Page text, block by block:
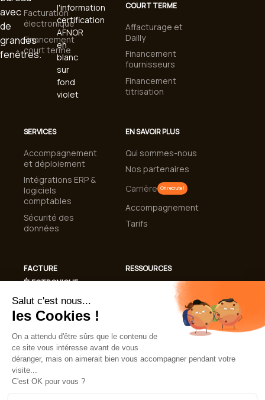
Facturation
électronique
Financement
court terme
SERVICES
Accompagnement
et déploiement
Intégrations ERP &
logiciels
comptables
Sécurité des
données
FACTURE
ÉLECTRONIQUE
Conformité
Facturation
Automatisation de
la gestion des
factures
COURT TERME
Affacturage et
Dailly
Financement
fournisseurs
Financement
titrisation
EN SAVOIR PLUS
Qui sommes-nous
Nos partenaires
Carrière On recrute !
Accompagnement
Tarifs
RESSOURCES
Guides et livres
blancs
Lexique
FAQ